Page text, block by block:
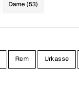
Dame (53)
Rem Urkasse